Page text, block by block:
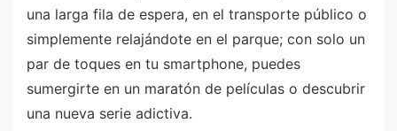
una larga fila de espera, en el transporte público o
simplemente relajándote en el parque; con solo un
par de toques en tu smartphone, puedes
sumergirte en un maratón de películas o descubrir
una nueva serie adictiva.